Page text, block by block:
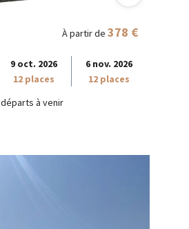
À partir de 378 €
9 oct. 2026
12 places
6 nov. 2026
12 places
départs à venir